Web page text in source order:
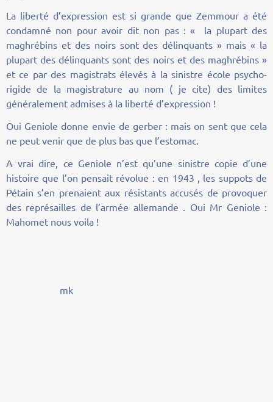
La liberté d’expression est si grande que Zemmour a été
condamné non pour avoir dit non pas : « la plupart des
maghrébins et des noirs sont des délinquants » mais « la
plupart des délinquants sont des noirs et des maghrébins »
et ce par des magistrats élevés à la sinistre école psycho-
rigide de la magistrature au nom ( je cite) des limites
généralement admises à la liberté d’expression !
Oui Geniole donne envie de gerber : mais on sent que cela
ne peut venir que de plus bas que l’estomac.
A vrai dire, ce Geniole n’est qu’une sinistre copie d’une
histoire que l’on pensait révolue : en 1943 , les suppots de
Pétain s’en prenaient aux résistants accusés de provoquer
des représailles de l’armée allemande . Oui Mr Geniole :
Mahomet nous voila !
mk